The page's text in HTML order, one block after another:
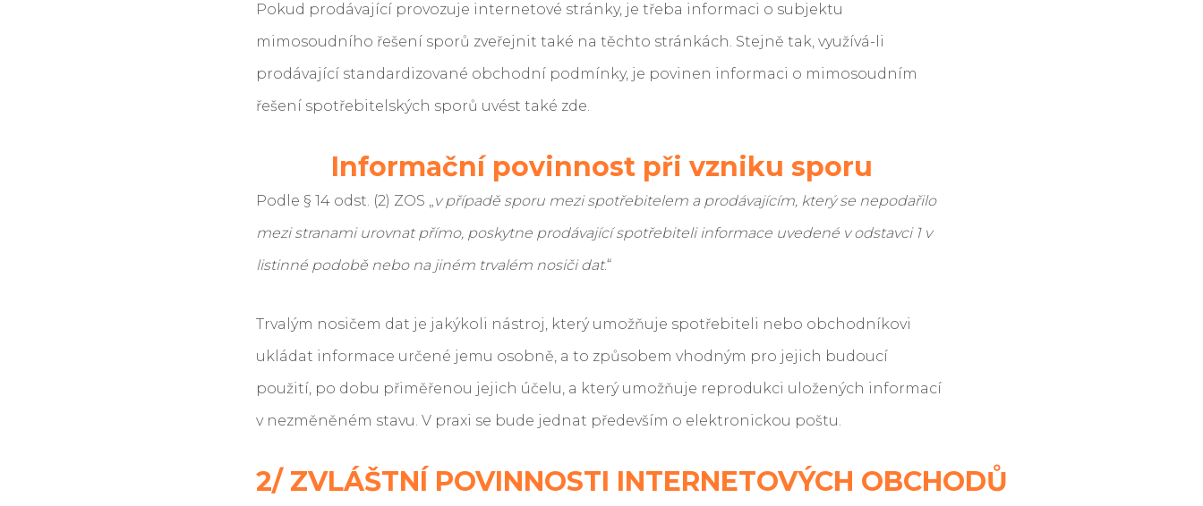
Pokud prodávající provozuje internetové stránky, je třeba informaci o subjektu
mimosoudního řešení sporů zveřejnit také na těchto stránkách. Stejně tak, využívá-li
prodávající standardizované obchodní podmínky, je povinen informaci o mimosoudním
řešení spotřebitelských sporů uvést také zde.
Informační povinnost při vzniku sporu
Podle § 14 odst. (2) ZOS „v případě sporu mezi spotřebitelem a prodávajícím, který se nepodařilo
mezi stranami urovnat přímo, poskytne prodávající spotřebiteli informace uvedené v odstavci 1 v
listinné podobě nebo na jiném trvalém nosiči dat.“
Trvalým nosičem dat je jakýkoli nástroj, který umožňuje spotřebiteli nebo obchodníkovi
ukládat informace určené jemu osobně, a to způsobem vhodným pro jejich budoucí
použití, po dobu přiměřenou jejich účelu, a který umožňuje reprodukci uložených informací
v nezměněném stavu. V praxi se bude jednat především o elektronickou poštu.
2/ ZVLÁŠTNÍ POVINNOSTI INTERNETOVÝCH OBCHODŮ